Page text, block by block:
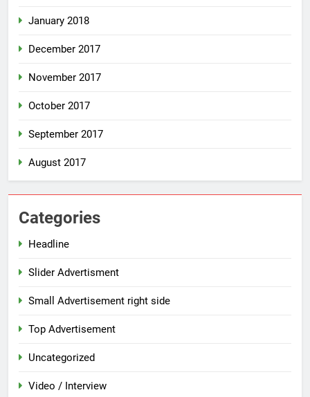
January 2018
December 2017
November 2017
October 2017
September 2017
August 2017
Categories
Headline
Slider Advertisment
Small Advertisement right side
Top Advertisement
Uncategorized
Video / Interview